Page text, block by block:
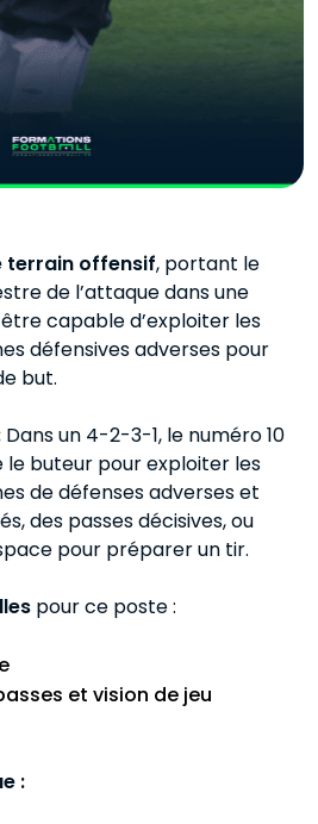
terrain offensif, portant le
de l’attaque dans une
capable d’exploiter les
défensives adverses pour
but.
Dans un 4-2-3-1, le numéro 10
le buteur pour exploiter les
de défenses adverses et
des passes décisives, ou
pour préparer un tir.
pour ce poste :
et vision de jeu
: